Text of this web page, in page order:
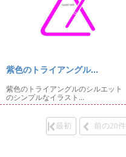
紫色のトライアングル...
紫色のトライアングルのシルエット
のシンプルなイラスト...
最初 前の20件